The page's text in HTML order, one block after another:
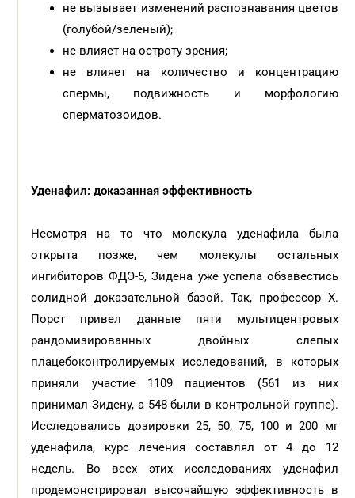
не вызывает изменений распознавания цветов
(голубой/зеленый);
не влияет на остроту зрения;
не влияет на количество и концентрацию
спермы, подвижность и морфологию
сперматозоидов.
Уденафил: доказанная эффективность
Несмотря на то что молекула уденафила была
открыта позже, чем молекулы остальных
ингибиторов ФДЭ-5, Зидена уже успела обзавестись
солидной доказательной базой. Так, профессор Х.
Порст привел данные пяти мультицентровых
рандомизированных двойных слепых
плацебоконтролируемых исследований, в которых
приняли участие 1109 пациентов (561 из них
принимал Зидену, а 548 были в контрольной группе).
Исследовались дозировки 25, 50, 75, 100 и 200 мг
уденафила, курс лечения составлял от 4 до 12
недель. Во всех этих исследованиях уденафил
продемонстрировал высочайшую эффективность в